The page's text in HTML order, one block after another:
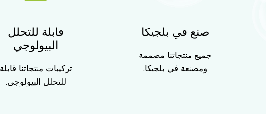
صنع في بلجيكا
جميع منتجاتنا مصممة
ومصنعة في بلجيكا.
قابلة للتحلل
البيولوجي
تركيبات منتجاتنا قابلة
للتحلل البيولوجي.